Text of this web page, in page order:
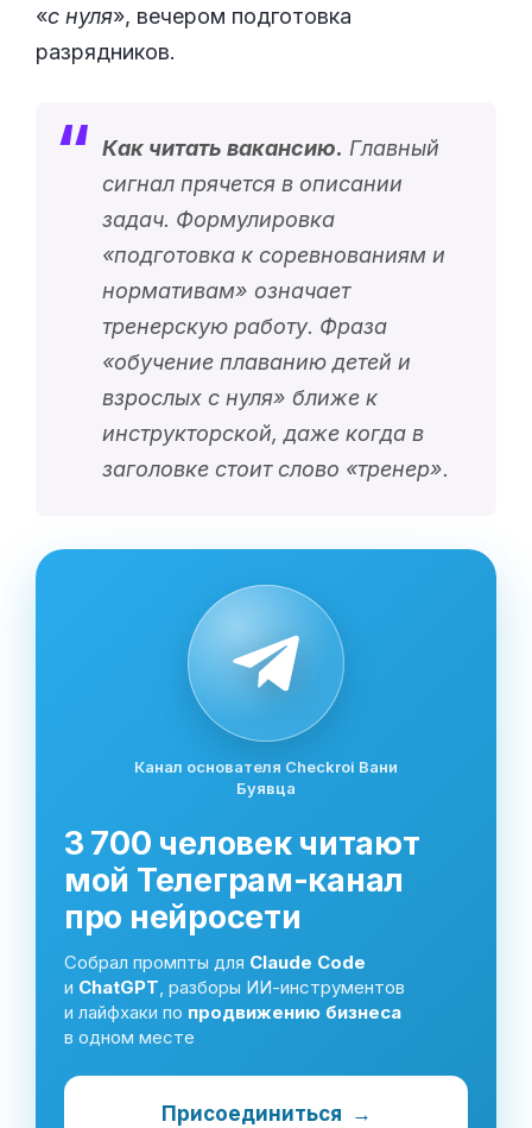
«с нуля», вечером подготовка
разрядников.
Как читать вакансию. Главный
сигнал прячется в описании
задач. Формулировка
«подготовка к соревнованиям и
нормативам» означает
тренерскую работу. Фраза
«обучение плаванию детей и
взрослых с нуля» ближе к
инструкторской, даже когда в
заголовке стоит слово «тренер».
Канал основателя Checkroi Вани
Буявца
3 700 человек читают
мой Телеграм-канал
про нейросети
Собрал промпты для Claude Code
и ChatGPT, разборы ИИ-инструментов
и лайфхаки по продвижению бизнеса
в одном месте
Присоединиться →